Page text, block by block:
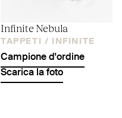
Infinite Nebula
TAPPETI / INFINITE
Campione d'ordine
Scarica la foto